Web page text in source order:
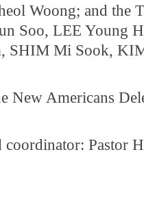
Woong; and the
Soo, LEE Young
SHIM Mi Sook,
New Americans
Pastor